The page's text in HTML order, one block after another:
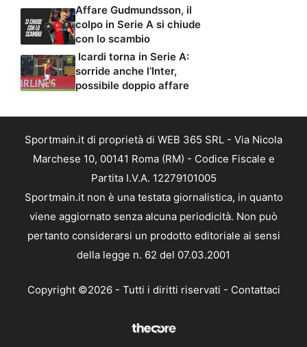
Affare Gudmundsson, il
colpo in Serie A si chiude
con lo scambio
Icardi torna in Serie A:
sorride anche l’Inter,
possibile doppio affare
Sportmain.it di proprietà di WEB 365 SRL - Via Nicola
Marchese 10, 00141 Roma (RM) - Codice Fiscale e
Partita I.V.A. 12279101005
Sportmain.it non è una testata giornalistica, in quanto
viene aggiornato senza alcuna periodicità. Non può
pertanto considerarsi un prodotto editoriale ai sensi
della legge n. 62 del 07.03.2001
Copyright ©2026 - Tutti i diritti riservati - Contattaci